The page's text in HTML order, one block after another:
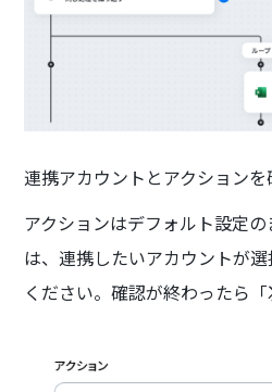
連携アカウントとアクションを
アクションはデフォルト設定
は、連携したいアカウントが
ください。確認が終わったら「